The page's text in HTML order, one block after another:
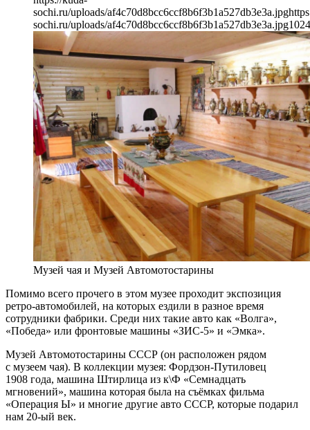
sochi.ru/uploads/af4c70d8bcc6ccf8b6f3b1a527db3e3a.jpg
sochi.ru/uploads/af4c70d8bcc6ccf8b6f3b1a527db3e3a.jpg1024
Музей чая и Музей Автомотостарины
Помимо всего прочего в этом музее проходит экспозиция
ретро-автомобилей, на которых ездили в разное время
сотрудники фабрики. Среди них такие авто как «Волга»,
«Победа» или фронтовые машины «ЗИС-5» и «Эмка».
Музей Автомотостарины СССР (он расположен рядом
с музеем чая). В коллекции музея: Фордзон-Путиловец
1908 года, машина Штирлица из к\Ф «Семнадцать
мгновений», машина которая была на съёмках фильма
«Операция Ы» и многие другие авто СССР, которые подарил
нам 20-ый век.